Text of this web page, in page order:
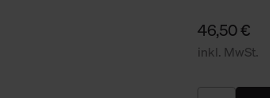
46,50 €
inkl. MwSt.